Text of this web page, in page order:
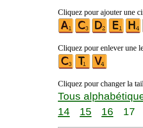
Cliquez pour ajouter une
Cliquez pour enlever une
Cliquez pour changer la
Tous
14
15 16 17